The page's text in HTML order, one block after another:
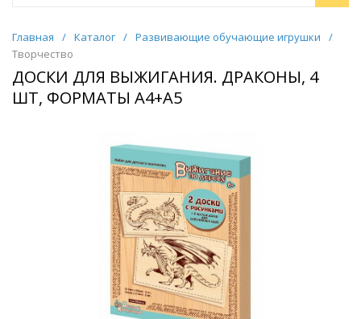
Главная / Каталог / Развивающие обучающие игрушки
/
Творчество
ДОСКИ ДЛЯ ВЫЖИГАНИЯ. ДРАКОНЫ, 4
ШТ, ФОРМАТЫ А4+А5